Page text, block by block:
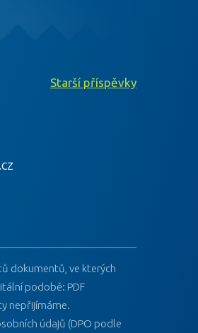
Starší příspěvky
dokumentů, ve kterých
podobě: PDF
nepřijímáme.
údajů (DPO podle